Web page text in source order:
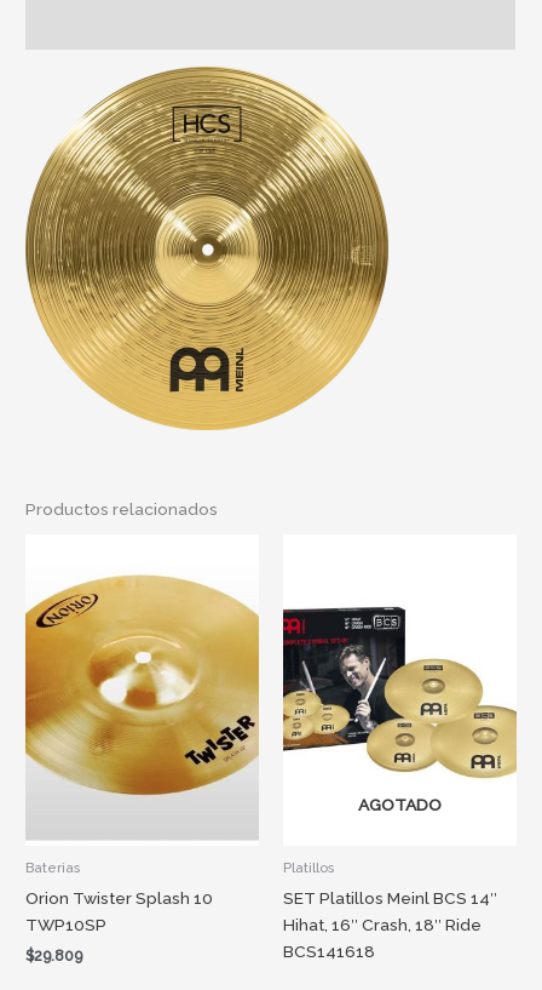
Productos relacionados
Baterias
Orion Twister Splash 10
TWP10SP
$29.809
AGOTADO
Platillos
SET Platillos Meinl BCS 14″
Hihat, 16″ Crash, 18″ Ride
BCS141618